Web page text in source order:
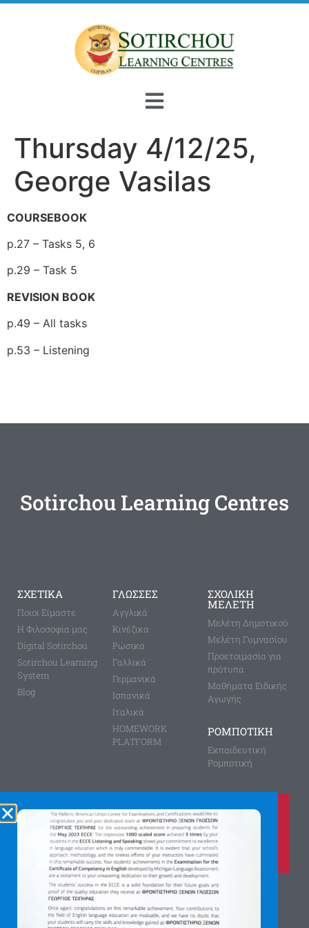
Thursday 4/12/25,
George Vasilas
COURSEBOOK
p.27 – Tasks 5, 6
p.29 – Task 5
REVISION BOOK
p.49 – All tasks
p.53 – Listening
Sotirchou Learning Centres
ΣΧΕΤΙΚΑ
Ποιοι Είμαστε
Η Φιλοσοφία μας
Digital Sotirchou
Sotirchou Learning
System
Blog
ΓΛΩΣΣΕΣ
Aγγλικά
Κινέζικα
Ρώσικα
Γαλλικά
Γερμανικά
Ισπανικά
Ιταλικά
HOMEWORK
PLATFORM
ΣΧΟΛΙΚΗ
ΜΕΛΕΤΗ
Μελέτη Δημοτικού
Μελέτη Γυμνασίου
Προετοιμασία για
πρότυπα
Μαθήματα Ειδικής
Αγωγής
ΡΟΜΠΟΤΙΚΗ
Εκπαιδευτική
Ρομποτική
Καλέστε μας τώρα στο
210 8028149
για περισσότερες πληροφορίες
Αγίας Παρασκευής 8, Άνω Πεύκη